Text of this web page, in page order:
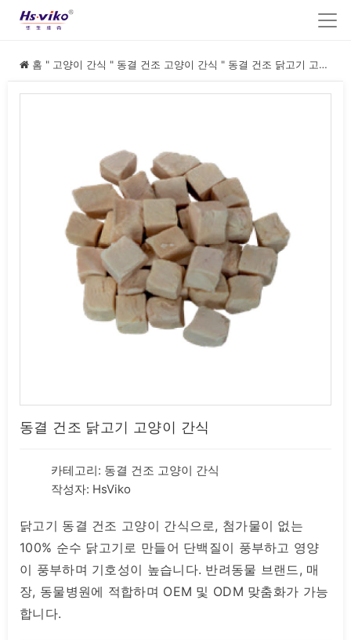
홈 " 고양이 간식 " 동결 건조 고양이 간식 " 동결 건조 닭고기 고양이 간식
동결 건조 닭고기 고양이 간식
카테고리: 동결 건조 고양이 간식
작성자: HsViko
닭고기 동결 건조 고양이 간식으로, 첨가물이 없는
100% 순수 닭고기로 만들어 단백질이 풍부하고 영양
이 풍부하며 기호성이 높습니다. 반려동물 브랜드, 매
장, 동물병원에 적합하며 OEM 및 ODM 맞춤화가 가능
합니다.